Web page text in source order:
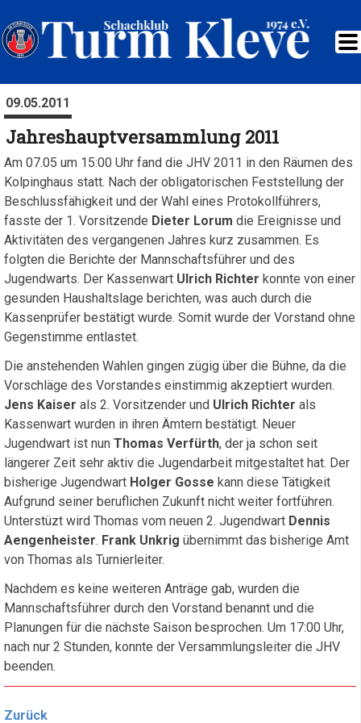
09.05.2011
Jahreshauptversammlung 2011
Am 07.05 um 15:00 Uhr fand die JHV 2011 in den Räumen des
Kolpinghaus statt. Nach der obligatorischen Feststellung der
Beschlussfähigkeit und der Wahl eines Protokollführers,
fasste der 1. Vorsitzende Dieter Lorum die Ereignisse und
Aktivitäten des vergangenen Jahres kurz zusammen. Es
folgten die Berichte der Mannschaftsführer und des
Jugendwarts. Der Kassenwart Ulrich Richter konnte von einer
gesunden Haushaltslage berichten, was auch durch die
Kassenprüfer bestätigt wurde. Somit wurde der Vorstand ohne
Gegenstimme entlastet.
Die anstehenden Wahlen gingen zügig über die Bühne, da die
Vorschläge des Vorstandes einstimmig akzeptiert wurden.
Jens Kaiser als 2. Vorsitzender und Ulrich Richter als
Kassenwart wurden in ihren Ämtern bestätigt. Neuer
Jugendwart ist nun Thomas Verfürth, der ja schon seit
längerer Zeit sehr aktiv die Jugendarbeit mitgestaltet hat. Der
bisherige Jugendwart Holger Gosse kann diese Tätigkeit
Aufgrund seiner beruflichen Zukunft nicht weiter fortführen.
Unterstüzt wird Thomas vom neuen 2. Jugendwart Dennis
Aengenheister. Frank Unkrig übernimmt das bisherige Amt
von Thomas als Turnierleiter.
Nachdem es keine weiteren Anträge gab, wurden die
Mannschaftsführer durch den Vorstand benannt und die
Planungen für die nächste Saison besprochen. Um 17:00 Uhr,
nach nur 2 Stunden, konnte der Versammlungsleiter die JHV
beenden.
Zurück